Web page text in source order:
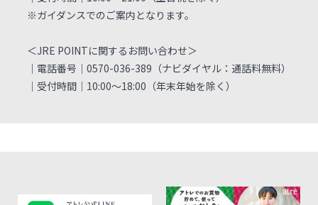
※ガイダンスでのご案内となります。
＜JRE POINTに関するお問い合わせ＞
｜電話番号｜0570-036-389（ナビダイヤル：通話料無料）
｜受付時間｜10:00～18:00（年末年始を除く）